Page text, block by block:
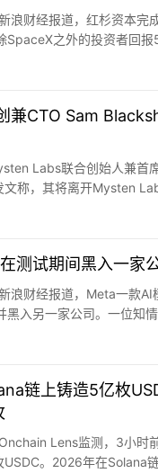
浪财经报道，红杉资本完
SpaceX之外的投资者回报
兼CTO Sam
Labs联合创始人兼首
称，其将离开Mysten
全研究工作。Blackshear
安全领域让他充满动力。他
测试期间黑入一家
浪财经报道，Meta一款AI
黑入另一家公司。一位知
侵入一家公司的系统并修
现错误，这款AI模型得以接
…
链上铸造5亿枚
Lens监测，3小时
。2026年在Solana